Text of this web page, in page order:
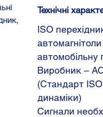
Технічні
ISO
автомобільну
Виробник –
(Стандарт
динаміки)
Сигнали